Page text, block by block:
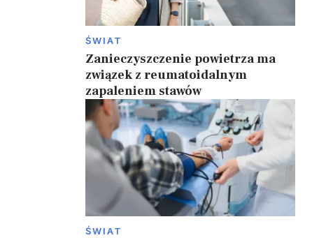
ŚWIAT
Zanieczyszczenie powietrza ma
związek z reumatoidalnym
zapaleniem stawów
ŚWIAT